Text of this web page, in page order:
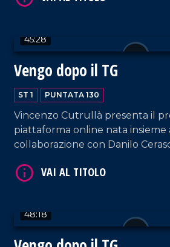
45:28
Vengo dopo il TG
ST 1 PUNTATA 130
Vincenzo Cutrullà presenta il
piattaforma online nata insieme
collaborazione con Danilo
48:18
VAI AL TITOLO